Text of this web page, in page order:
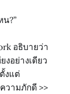
?”
อธิบายว่า
งอย่างเดียว
งแต่
วามภักดี >>